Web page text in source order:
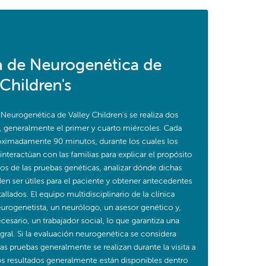
de Neurogenética de
de Valley Children's se realiza dos
generalmente el primer y cuarto miércoles. Cada
90 minutos, durante los cuales los
con las familias para explicar el propósito
de las pruebas genéticas, analizar dónde dichas
ser útiles para el paciente y obtener antecedentes
El equipo multidisciplinario de la clínica
un neurólogo, un asesor genético y,
un trabajador social, lo que garantiza una
Si la evaluación neurogenética se considera
pruebas generalmente se realizan durante la visita a
resultados generalmente están disponibles dentro